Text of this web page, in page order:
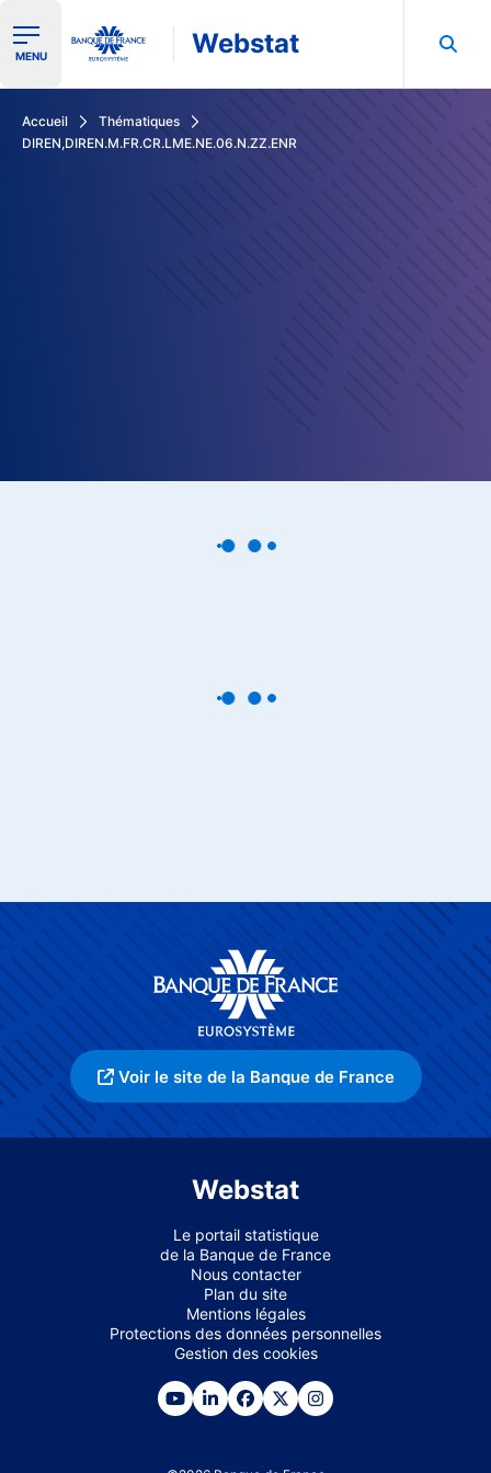
Ouvrir le menu de navigation
MENU Webstat
Accueil
Thématiques
DIREN,DIREN.M.FR.CR.LME.NE.06.N.ZZ.ENR
Voir le site de la Banque de France
Webstat
Le portail statistique
de la Banque de France
Nous contacter
Plan du site
Mentions légales
Protections des données personnelles
Gestion des cookies